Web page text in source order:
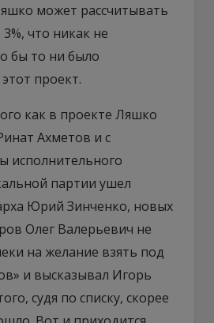
может рассчитывать
что никак не
бы то ни было
проект.
как в проекте Ляшко
Ахметов и с
исполнительного
партии ушел
Юрий Зинченко, новых
Олег Валерьевич не
на желание взять под
и высказывал Игорь
судя по списку, скорее